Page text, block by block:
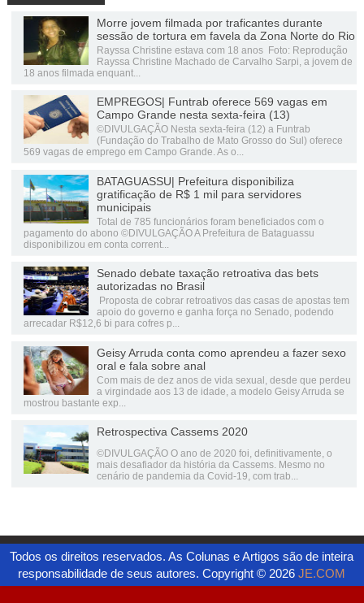
Morre jovem filmada por traficantes durante
sessão de tortura em favela da Zona Norte do Rio
Rayssa Christine estava com 18 anos Foto: Reprodução
Rayssa Christine Machado de Carvalho Sarpi, a jovem de
18 anos filmada enquant...
EMPREGOS| Funtrab oferece 569 vagas em
Campo Grande nesta sexta-feira (13)
©DIVULGAÇÃO Nesta sexta-feira (12) a Funtrab
(Fundação do Trabalho de Mato Grosso do Sul) oferece
569 vagas de emprego em Campo Grande. As o...
BATAGUASSU| Prefeitura disponibiliza
gratificação de R$ 1 mil para servidores
municipais
Total de 785 funcionários foram beneficiados com o
pagamento do abono ©DIVULGAÇÃO A Prefeitura de Bataguassu
disponibilizou em conta corrent...
Senado debate taxação retroativa das bets
autorizadas no Brasil
Proposta de cobrar retroativos das casas de apostas tem
apoio do governo e ganha força no Senado, podendo
arrecadar R$12,6 bi para cofres p...
Geisy Arruda conta como aprendeu a fazer sexo
oral e fala sobre anal
Com mais de dez anos de vida sexual, desde que perdeu
a virgindade aos 13 de idade, a modelo Geisy Arruda se
mostrou bastante exp...
Retrospectiva Cassems 2020
©DIVULGAÇÃO O ano de 2020 foi, definitivamente, o
mais desafiador da história da Cassems. Mesmo no
cenário de pandemia da Covid-19, com trab...
Todos os direitos reservados. As Colunas e Artigos são de inteira
responsabilidade de seus autores. Copyright © 2026JE.COM